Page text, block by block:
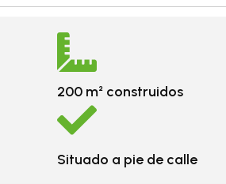
200 m² construidos
Situado a pie de calle